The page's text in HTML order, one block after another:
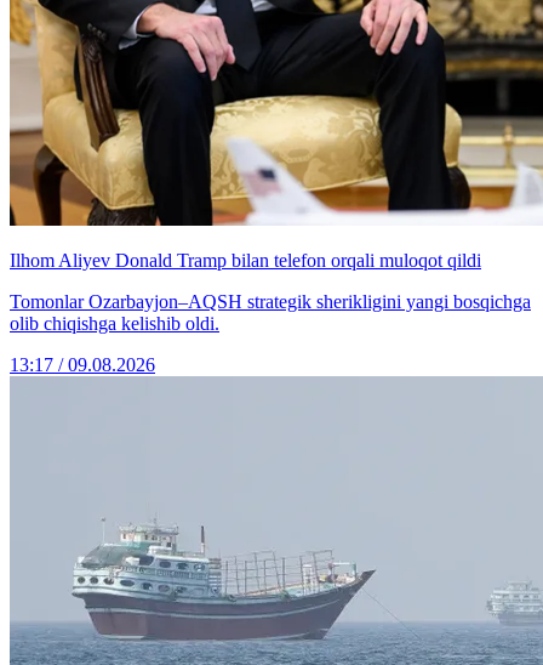
Ilhom Aliyev Donald Tramp bilan telefon orqali muloqot qildi
Tomonlar Ozarbayjon–AQSH strategik sherikligini yangi bosqichga
olib chiqishga kelishib oldi.
13:17 / 09.08.2026